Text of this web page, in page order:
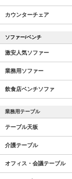
カウンターチェア
ソファー/ベンチ
激安人気ソファー
業務用ソファー
飲食店ベンチソファ
業務用テーブル
テーブル天板
介護テーブル
オフィス・会議テーブル